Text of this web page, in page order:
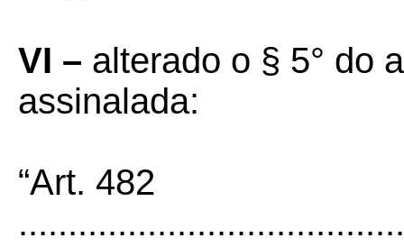
VI – alterado o § 5° do
assinalada:
“Art. 482